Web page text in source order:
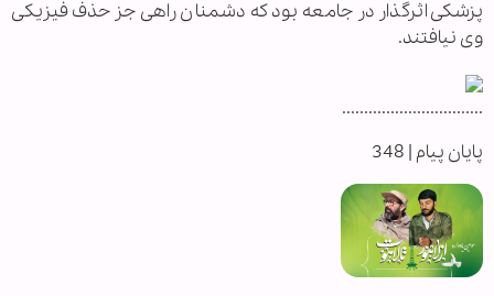
پزشکی اثرگذار در جامعه بود که دشمنان راهی جز حذف فیزیکی
وی نیافتند.
................................
پایان پیام | 348